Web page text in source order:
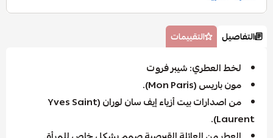
التفاصيل التقييمات
لخط العطري: شيبر فروت
مون باريس (Mon Paris).
من اصدارات بيت أزياء إيف سان لوران (Yves Saint
Laurent).